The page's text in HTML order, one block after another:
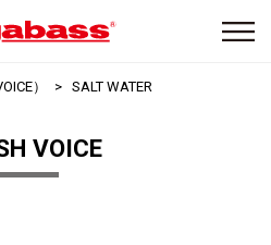
）
SALT WATER
VOICE